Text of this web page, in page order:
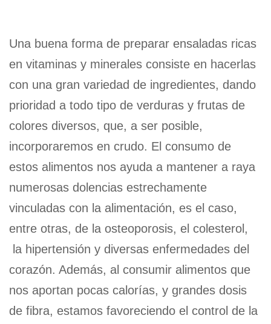
Una buena forma de preparar ensaladas ricas
en vitaminas y minerales consiste en hacerlas
con una gran variedad de ingredientes, dando
prioridad a todo tipo de verduras y frutas de
colores diversos, que, a ser posible,
incorporaremos en crudo. El consumo de
estos alimentos nos ayuda a mantener a raya
numerosas dolencias estrechamente
vinculadas con la alimentación, es el caso,
entre otras, de la osteoporosis, el colesterol,
la hipertensión y diversas enfermedades del
corazón. Además, al consumir alimentos que
nos aportan pocas calorías, y grandes dosis
de fibra, estamos favoreciendo el control de la